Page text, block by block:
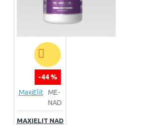
-44 %
MaxiElit
ME-
NAD
MAXIELIT NAD